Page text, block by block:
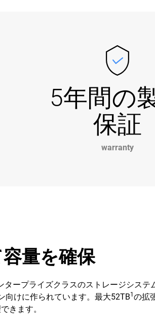
5年間の
保証
warranty
量を確保
ープライズクラスのストレージシス
けに作られています。最大52TB1 の拡
きます。